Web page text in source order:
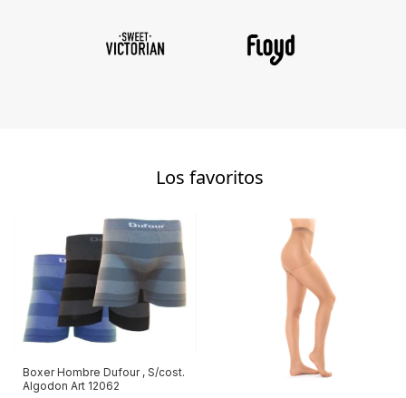
Los favoritos
Boxer Hombre Dufour , S/cost.
Algodon Art 12062